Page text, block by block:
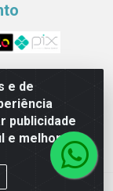
e de
publicidade
e melhorar a
S/N,
29161-414 -